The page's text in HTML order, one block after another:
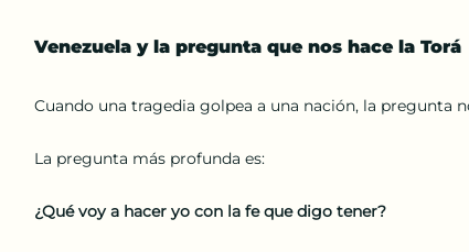
Venezuela y la pregunta que nos hace la Torá
Cuando una tragedia golpea a una nación, la pregunta
La pregunta más profunda es:
¿Qué voy a hacer yo con la fe que digo tener?